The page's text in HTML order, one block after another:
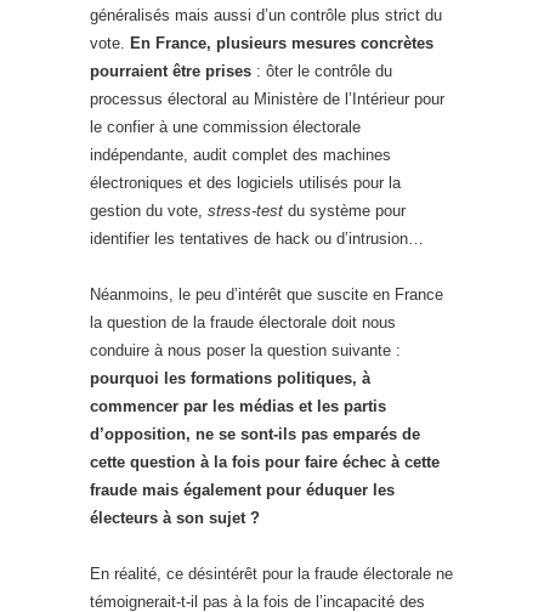
généralisés mais aussi d’un contrôle plus strict du
vote. En France, plusieurs mesures concrètes
pourraient être prises : ôter le contrôle du
processus électoral au Ministère de l’Intérieur pour
le confier à une commission électorale
indépendante, audit complet des machines
électroniques et des logiciels utilisés pour la
gestion du vote, stress-test du système pour
identifier les tentatives de hack ou d’intrusion…
Néanmoins, le peu d’intérêt que suscite en France
la question de la fraude électorale doit nous
conduire à nous poser la question suivante :
pourquoi les formations politiques, à
commencer par les médias et les partis
d’opposition, ne se sont-ils pas emparés de
cette question à la fois pour faire échec à cette
fraude mais également pour éduquer les
électeurs à son sujet ?
En réalité, ce désintérêt pour la fraude électorale ne
témoignerait-t-il pas à la fois de l’incapacité des